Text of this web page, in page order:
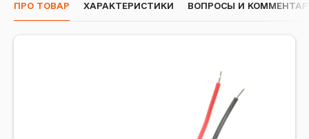
ПРО ТОВАР ХАРАКТЕРИСТИКИ ВОПРОСЫ И